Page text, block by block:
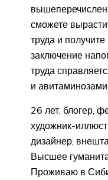
сможете
труда и
заключение
труда
и авитаминозами.
26 лет, блогер,
художник-
дизайнер,
Высшее
Проживаю в